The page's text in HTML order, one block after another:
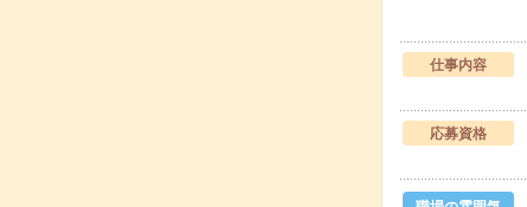
仕事内容
応募資格